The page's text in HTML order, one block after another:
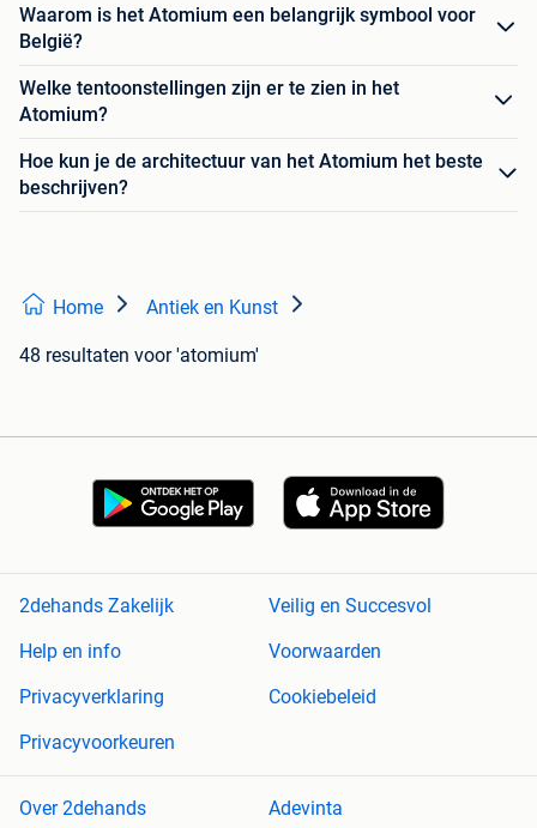
Waarom is het Atomium een belangrijk symbool voor
België?
Welke tentoonstellingen zijn er te zien in het
Atomium?
Hoe kun je de architectuur van het Atomium het beste
beschrijven?
Home Antiek en Kunst
48 resultaten voor 'atomium'
2dehands Zakelijk
Veilig en Succesvol
Help en info
Voorwaarden
Privacyverklaring
Cookiebeleid
Privacyvoorkeuren
Over 2dehands Adevinta